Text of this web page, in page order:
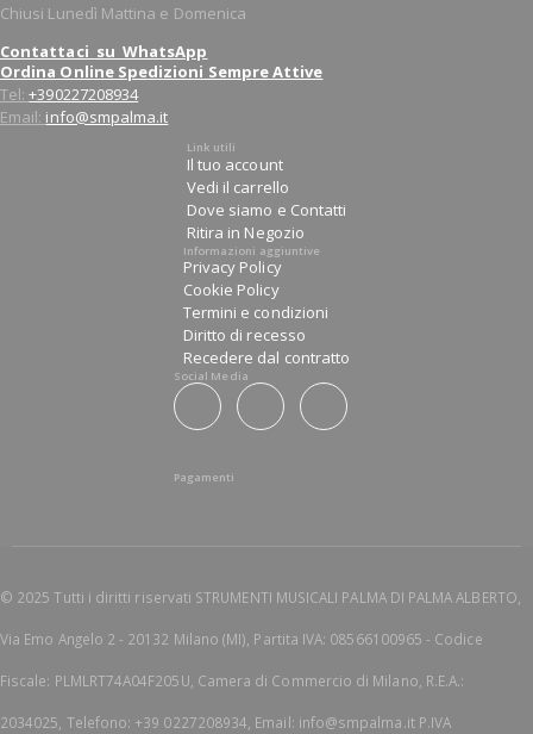
Chiusi Lunedì Mattina e Domenica
Contattaci su WhatsApp
Ordina Online Spedizioni Sempre Attive
Tel:+390227208934
Email: info@smpalma.it
Link utili
Il tuo account
Vedi il carrello
Dove siamo e Contatti
Ritira in Negozio
Informazioni aggiuntive
Privacy Policy
Cookie Policy
Termini e condizioni
Diritto di recesso
Recedere dal contratto
Social Media
Pagamenti
© 2025 Tutti i diritti riservati STRUMENTI MUSICALI PALMA DI PALMA ALBERTO,
Via Emo Angelo 2 - 20132 Milano (MI), Partita IVA: 08566100965 - Codice
Fiscale: PLMLRT74A04F205U, Camera di Commercio di Milano, R.E.A.:
2034025, Telefono: +39 0227208934, Email: info@smpalma.it P.IVA